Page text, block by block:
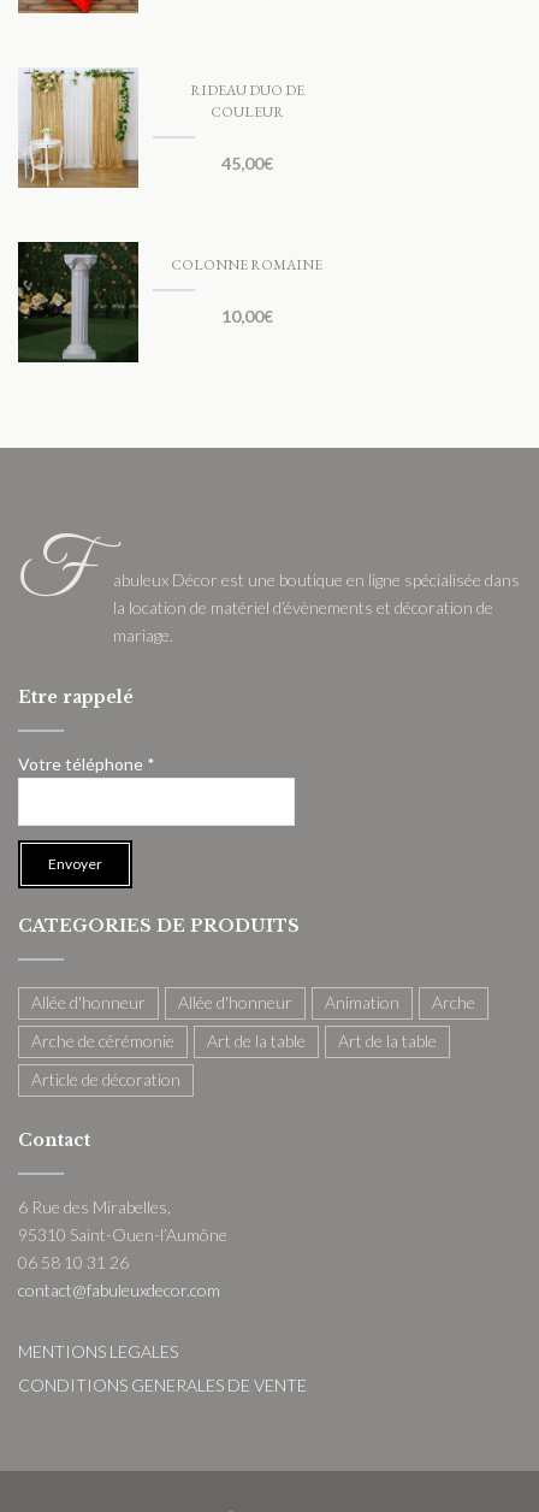
RIDEAU DUO DE
COULEUR
45,00€
COLONNE ROMAINE
10,00€
F
abuleux Décor est une boutique en ligne spécialisée dans
la location de matériel d’évènements et décoration de
mariage.
Etre rappelé
Votre téléphone *
CATEGORIES DE PRODUITS
Allée d'honneur Allée d'honneur Animation
Arche
Arche de cérémonie
Art de la table
Art de la table
Article de décoration
Contact
6 Rue des Mirabelles,
95310 Saint-Ouen-l’Aumône
06 58 10 31 26
contact@fabuleuxdecor.com
MENTIONS LEGALES
CONDITIONS GENERALES DE VENTE